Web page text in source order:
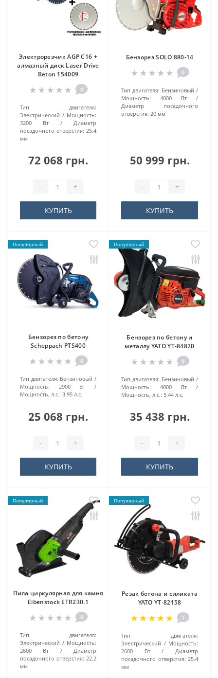
Электрорезчик AGP C16 +
алмазный диск Laser Drive
Beton 154009
0
Тип двигателя:
Электрический
Мощность:
3200 Вт
Диаметр
посадочного отверстия: 25.4
мм
72 068 грн.
- +
КУПИТЬ
Бензорез SOLO 880-14
0
Тип двигателя: Бензиновый
Мощность:
4000 Вт
Диаметр посадочного
отверстия: 20 мм
50 999 грн.
- +
КУПИТЬ
Популярный
Бензорез по бетону
Scheppach PTS400
0
Тип двигателя: Бензиновый
Мощность:
2900 Вт
Мощность, л.с.: 3.95 л.с.
25 068 грн.
- +
КУПИТЬ
Популярный
Бензорез по бетону и
металлу YATO YT-84820
0
Тип двигателя: Бензиновый
Мощность:
4000 Вт
Мощность, л.с.: 5.44 л.с.
35 438 грн.
- +
КУПИТЬ
Популярный
Пила циркулярная для камня
Eibenstock ETR230.1
0
Тип двигателя:
Электрический
Мощность:
2600 Вт
Диаметр
посадочного отверстия: 22.2
мм
Популярный
Резак бетона и силиката
YATO YT-82158
1
Тип двигателя:
Электрический
Мощность:
2600 Вт
Диаметр
посадочного отверстия: 25.4
мм